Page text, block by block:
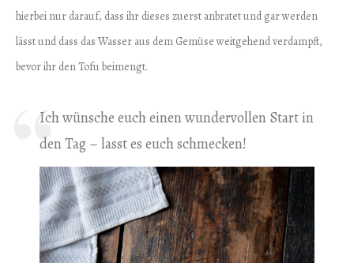
hierbei nur darauf, dass ihr dieses zuerst anbratet und gar werden
lässt und dass das Wasser aus dem Gemüse weitgehend verdampft,
bevor ihr den Tofu beimengt.
Ich wünsche euch einen wundervollen Start in
den Tag – lasst es euch schmecken!